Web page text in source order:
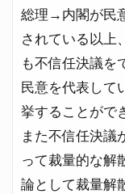
総理→内閣が民
されている以上
も不信任決議を
民意を代表して
挙することがで
また不信任決議
って裁量的な解
論として裁量解